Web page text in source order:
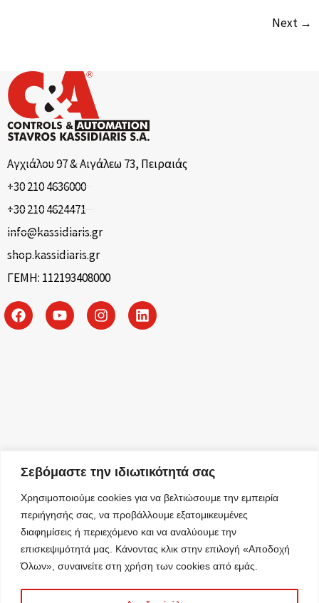
Σεβόμαστε την ιδιωτικότητά σας
Χρησιμοποιούμε cookies για να βελτιώσουμε την εμπειρία
περιήγησής σας, να προβάλλουμε εξατομικευμένες
διαφημίσεις ή περιεχόμενο και να αναλύουμε την
επισκεψιμότητά μας. Κάνοντας κλικ στην επιλογή «Αποδοχή
Όλων», συναινείτε στη χρήση των cookies από εμάς.
Next →
Αγχιάλου 97 & Αιγάλεω 73, Πειραιάς
+30 210 4636000
+30 210 4624471
info@kassidiaris.gr
shop.kassidiaris.gr
ΓΕΜΗ: 112193408000